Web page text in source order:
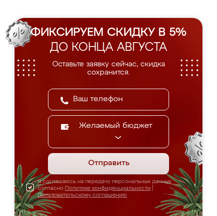
ФИКСИРУЕМ СКИДКУ В 5%
ДО КОНЦА АВГУСТА
Оставьте заявку сейчас, скидка
сохранится.
Желаемый бюджет
Отправить
Я соглашаюсь на передачу персональных данных
согласно Политике конфиденциальности
Пользовательскому соглашению